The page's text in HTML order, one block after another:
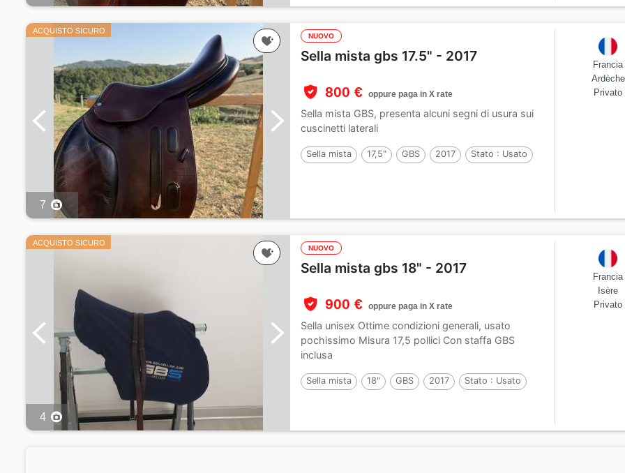
ACQUISTO SICURO
7
NUOVO
Sella mista gbs 17.5" - 2017
800 € oppure paga in X rate
Sella mista GBS, presenta alcuni segni di usura sui
cuscinetti laterali
Sella mista 17,5" GBS 2017 Stato : Usato
Francia
Ardèche
Privato
ACQUISTO SICURO
4
NUOVO
Sella mista gbs 18" - 2017
900 € oppure paga in X rate
Sella unisex Ottime condizioni generali, usato
pochissimo Misura 17,5 pollici Con staffa GBS
inclusa
Sella mista 18" GBS 2017 Stato : Usato
Francia
Isère
Privato